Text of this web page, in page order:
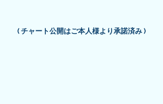
( チャート公開はご本人様より承諾済み )